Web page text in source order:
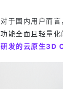
对于国内用户而
功能全面且轻量
研发的云原生3D